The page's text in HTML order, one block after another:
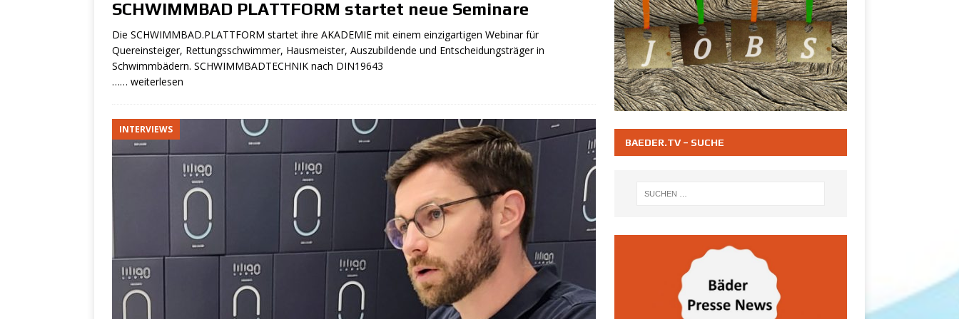
[ 30. Mai 2024 ] Kieler Schwimm- und Sportstättenbetriebe suchen Wasseraufsichten
& Rettungsschwimmer*in (m/w/d)
SCHWIMMBAD - STELLENBÖRSE - JOBS
[ 22. April 2024 ]
Stadtwerke Heilbronn GmbH: Rettungsschwimmer (m/w/d)
SCHWIMMBAD - STELLENBÖRSE - JOBS
[ 10. April 2024 ] Stadt Pulheim – Aquarena sucht | Rettungsschwimmer/-innen
SCHWIMMBAD - STELLENBÖRSE - JOBS
[ 10. April 2024 ] Stadt Pulheim – Aquarena sucht Vollzeit | Badewärter/in m/w/d
SCHWIMMBAD - STELLENBÖRSE - JOBS
[ 4. April 2024 ]
Paracelsus Bad: Bad-/Saunaaufsicht m/w/d / Vollzeit (38,5 h)
SCHWIMMBAD - STELLENBÖRSE - JOBS
SCHWIMMBAD PLATTFORM startet neue Seminare
Die SCHWIMMBAD.PLATTFORM startet ihre AKADEMIE mit einem einzigartigen Webinar für
Quereinsteiger, Rettungsschwimmer, Hausmeister, Auszubildende und Entscheidungsträger in
Schwimmbädern. SCHWIMMBADTECHNIK nach DIN19643
…… weiterlesen
INTERVIEWS
BAEDER.TV – SUCHE